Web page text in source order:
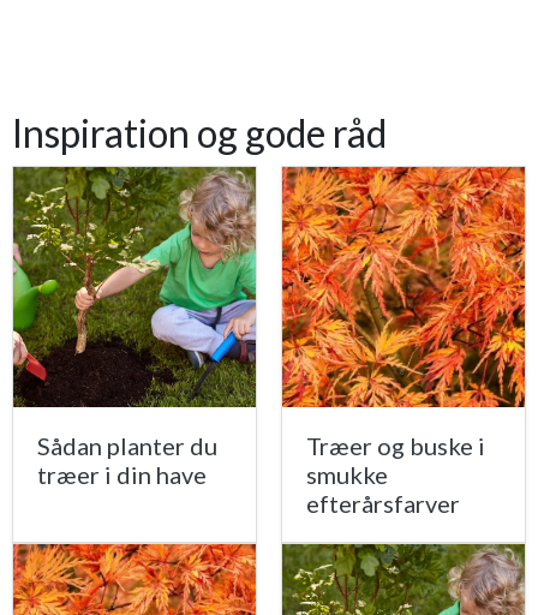
Inspiration og gode råd
Sådan planter du
træer i din have
Træer og buske i
smukke
efterårsfarver